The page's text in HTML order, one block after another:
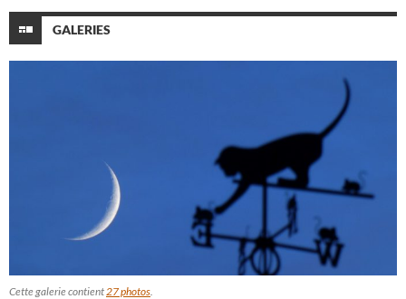
GALERIES
Cette galerie contient 27 photos